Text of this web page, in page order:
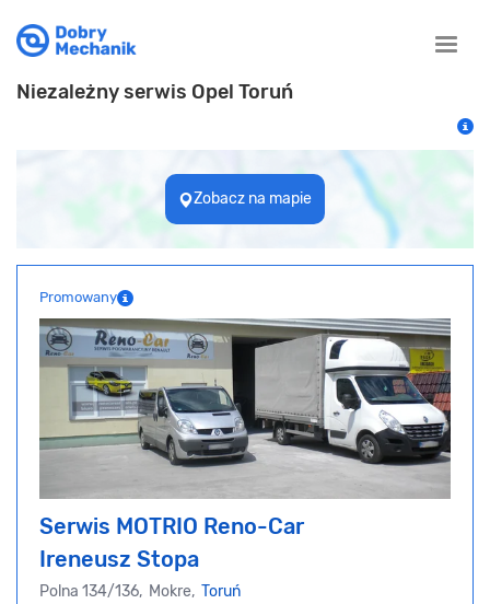
Toggle
Niezależny serwis Opel Toruń
Zobacz na mapie
Promowany
Serwis MOTRIO Reno-Car
Ireneusz Stopa
Polna 134/136, Mokre, Toruń